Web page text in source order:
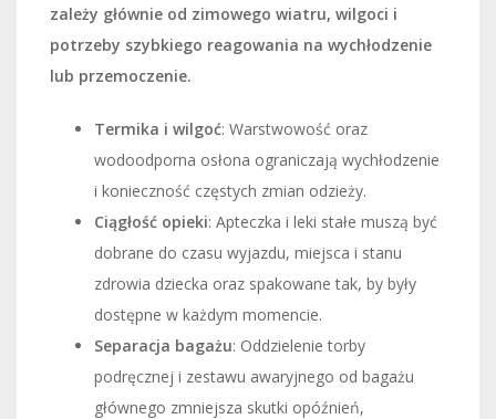
zależy głównie od zimowego wiatru, wilgoci i
potrzeby szybkiego reagowania na wychłodzenie
lub przemoczenie.
Termika i wilgoć: Warstwowość oraz
wodoodporna osłona ograniczają wychłodzenie
i konieczność częstych zmian odzieży.
Ciągłość opieki: Apteczka i leki stałe muszą być
dobrane do czasu wyjazdu, miejsca i stanu
zdrowia dziecka oraz spakowane tak, by były
dostępne w każdym momencie.
Separacja bagażu: Oddzielenie torby
podręcznej i zestawu awaryjnego od bagażu
głównego zmniejsza skutki opóźnień,